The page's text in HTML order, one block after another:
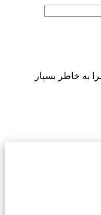
به خاطر بسپار